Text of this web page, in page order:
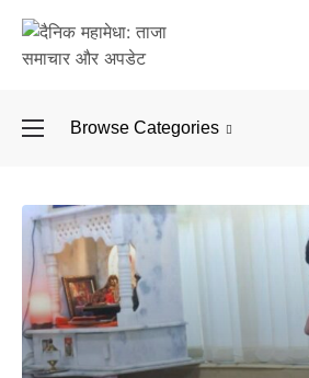
Browse Categories